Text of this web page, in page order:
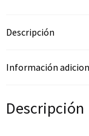
Descripción
Información
Descripción